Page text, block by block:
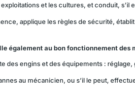
et les cultures, et conduit,
applique les règles de sécurité,
également au bon fonctionnement des
des engins et des équipements :
au mécanicien, ou s’il le peut,